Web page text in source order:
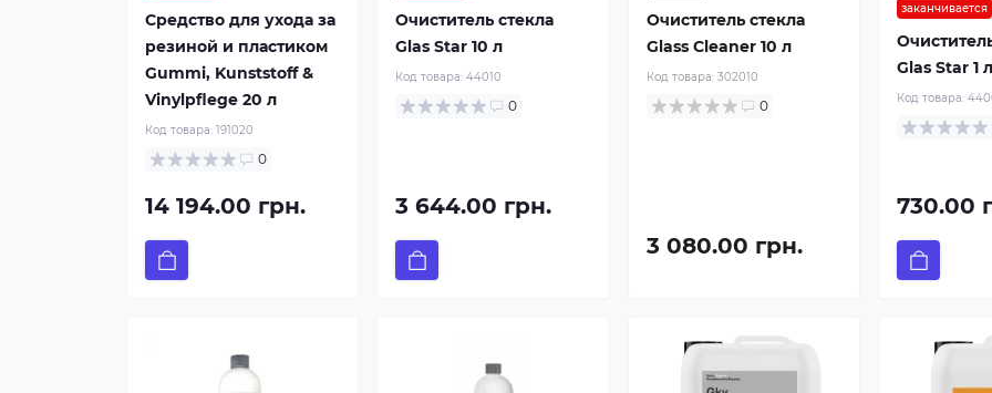
Средство для ухода за
резиной и пластиком
Gummi, Kunststoff &
Vinylpflege 20 л
Код товара: 191020
0
14 194.00 грн.
Очиститель стекла
Glas Star 10 л
Код товара:44010
0
3 644.00 грн.
Очиститель стекла
Glass Cleaner 10 л
Код товара: 302010
0
3 080.00 грн.
заканчивается
Glas Star 1
Код товара:
730.00